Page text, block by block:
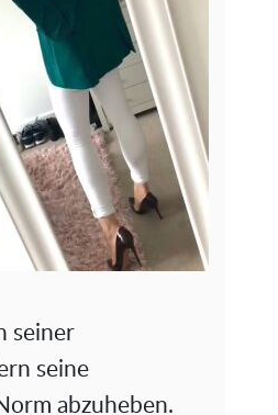
seiner
seine
abzuheben.